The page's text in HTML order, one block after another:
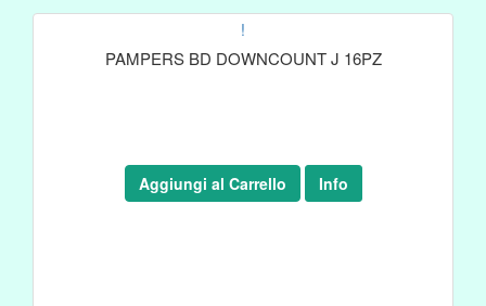
!
PAMPERS BD DOWNCOUNT J 16PZ
Aggiungi al Carrello Info